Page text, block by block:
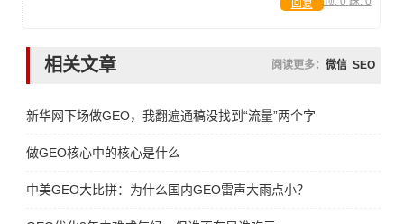
回复
相关文章 阅读更多： 微信 SEO
新华网下场做GEO，我翻遍通稿没找到“流量”两个字
做GEO核心中的核心是什么
中美GEO大比拼：为什么国内GEO雷声大雨点小？